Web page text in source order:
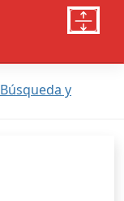
Búsqueda y